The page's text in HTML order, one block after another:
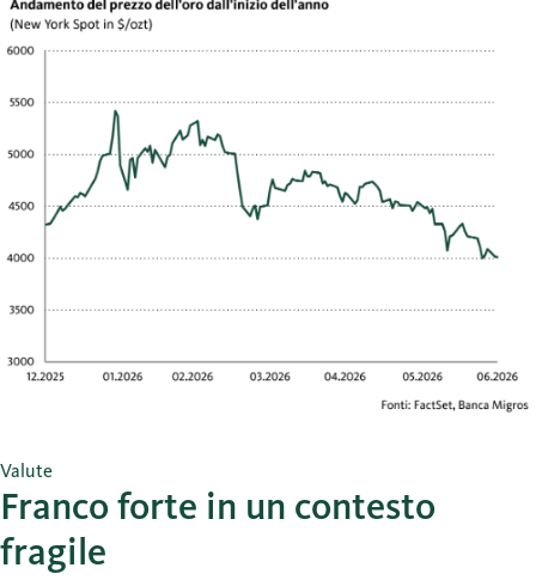
Valute
Franco forte in un contesto
fragile